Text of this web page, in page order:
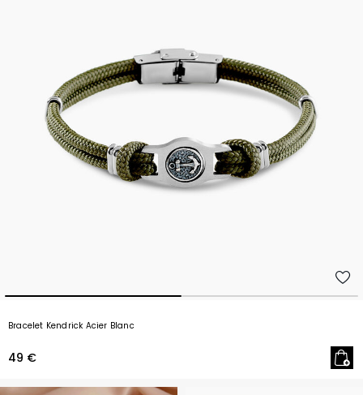
Bracelet Kendrick Acier Blanc
49 €